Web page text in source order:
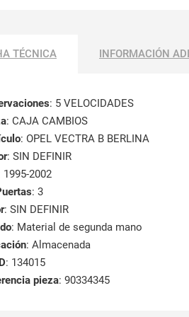
TÉCNICA INFORMACIÓN
: 5 VELOCIDADES
: CAJA CAMBIOS
: OPEL VECTRA B BERLINA
: SIN DEFINIR
1995-2002
: 3
: SIN DEFINIR
: Material de segunda mano
: Almacenada
: 134015
pieza: 90334345